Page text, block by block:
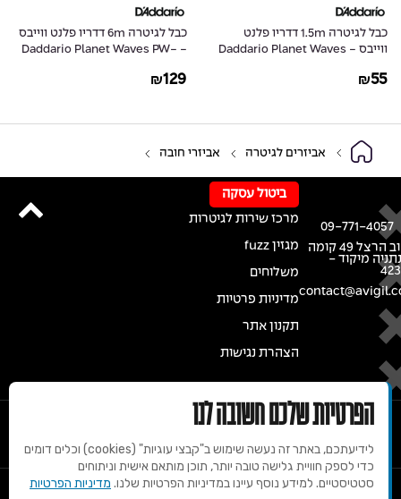
כבל לגיטרה 1.5m דדריו פלנט
ווייבס - Daddario Planet Waves
₪55
כבל לגיטרה 6m דדריו פלנט ווייבס
- Daddario Planet Waves PW-
₪129
אביזרים לגיטרה אביזרי חובה
רחוב הרצל 49 קומה
מיקוד -
09-771-4057
ביטול עסקה
מרכז שירות לגיטרות
מגזין fuzz
משלוחים
מדיניות פרטיות
תקנון אתר
הצהרת נגישות
הפרטיות שלכם חשובה לנו
לידיעתכם, באתר זה נעשה שימוש ב"קבצי עוגיות" (cookies) וכלים דומים
כדי לספק חוויית גלישה טובה יותר, תוכן מותאם אישית וניתוחים
סטטיסטיים. למידע נוסף עיינו במדיניות הפרטיות שלנו. מדיניות הפרטיות